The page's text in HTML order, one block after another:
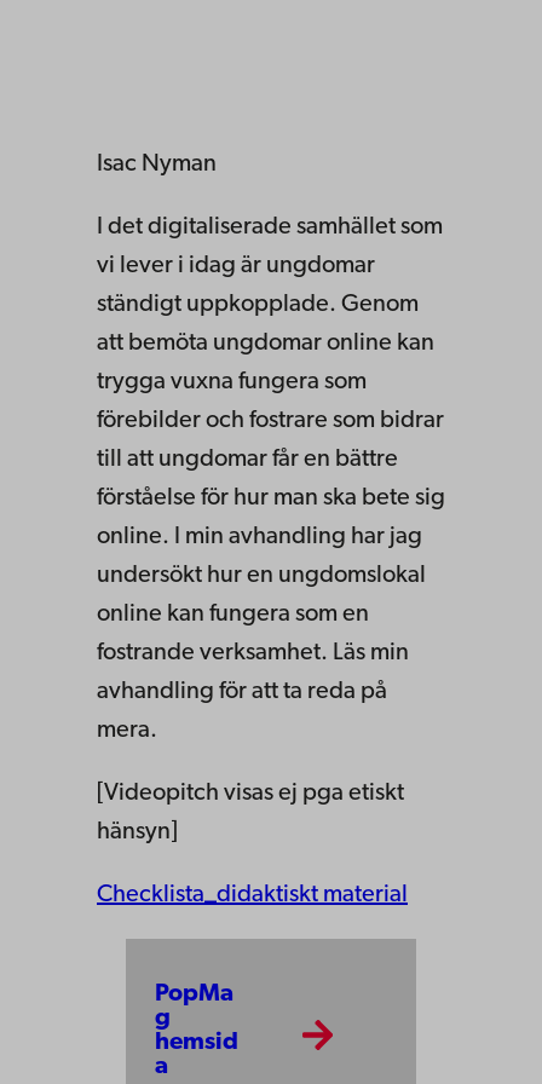
Isac Nyman
I det digitaliserade samhället som
vi lever i idag är ungdomar
ständigt uppkopplade. Genom
att bemöta ungdomar online kan
trygga vuxna fungera som
förebilder och fostrare som bidrar
till att ungdomar får en bättre
förståelse för hur man ska bete sig
online. I min avhandling har jag
undersökt hur en ungdomslokal
online kan fungera som en
fostrande verksamhet. Läs min
avhandling för att ta reda på
mera.
[Videopitch visas ej pga etiskt
hänsyn]
Checklista_didaktiskt material
PopMa
g
hemsid
a